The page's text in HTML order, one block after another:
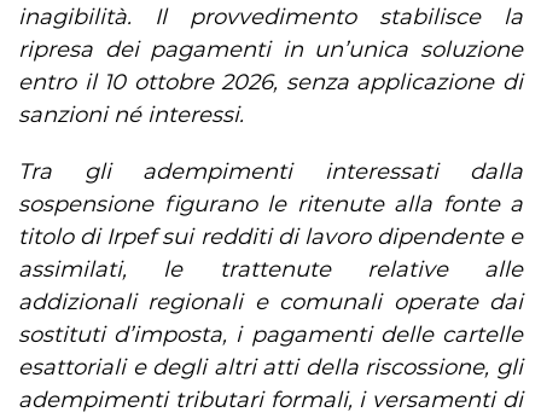
inagibilità. Il provvedimento stabilisce la
ripresa dei pagamenti in un’unica soluzione
entro il 10 ottobre 2026, senza applicazione di
sanzioni né interessi.
Tra gli adempimenti interessati dalla
sospensione figurano le ritenute alla fonte a
titolo di Irpef sui redditi di lavoro dipendente e
assimilati, le trattenute relative alle
addizionali regionali e comunali operate dai
sostituti d’imposta, i pagamenti delle cartelle
esattoriali e degli altri atti della riscossione, gli
adempimenti tributari formali, i versamenti di